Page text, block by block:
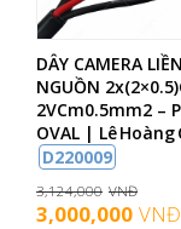
DÂY CAMERA LIỀN
NGUỒN
2VCm0.5mm2 –
OVAL | Lê Hoàng
D220009
3,124,000 VNĐ
3,000,000 VNĐ